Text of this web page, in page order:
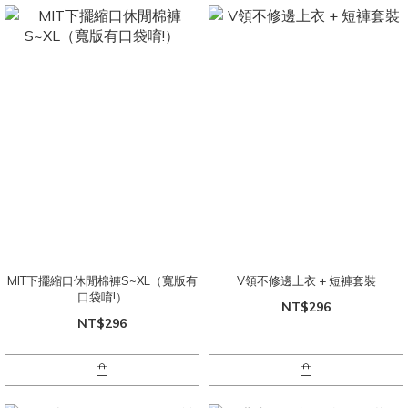
MIT下擺縮口休閒棉褲S~XL（寬版有
口袋唷!）
NT$296
V領不修邊上衣 + 短褲套裝
NT$296